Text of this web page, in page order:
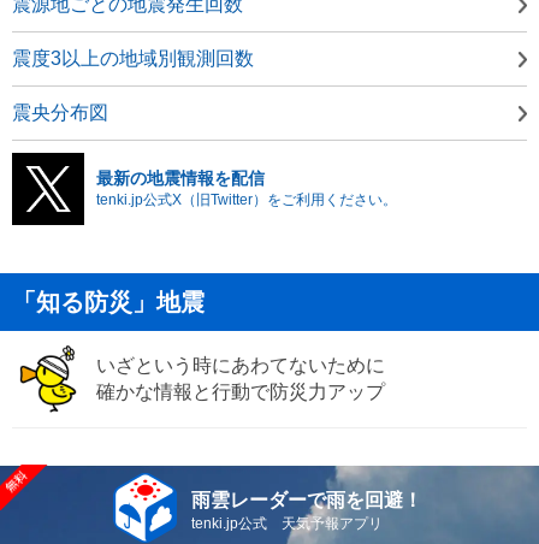
震度3以上の地域別観測回数
震央分布図
最新の地震情報を配信
tenki.jp公式X（旧Twitter）をご利用ください。
「知る防災」地震
いざという時にあわてないために
確かな情報と行動で防災力アップ
雨雲レーダーで雨を回避！
tenki.jp公式 天気予報アプリ